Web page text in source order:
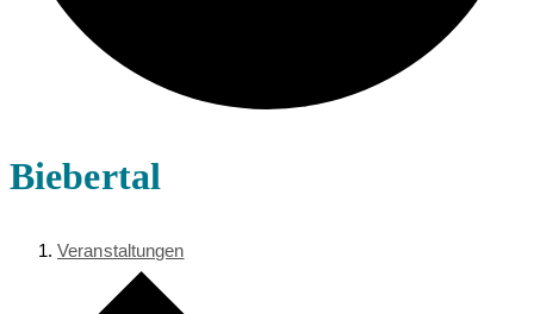
Biebertal
Veranstaltungen